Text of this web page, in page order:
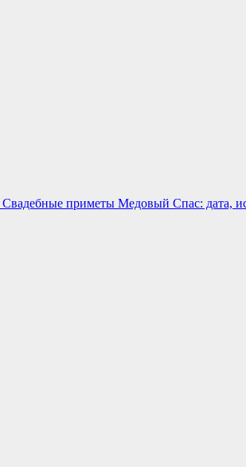
Свадебные приметы Медовый Спас: дата,